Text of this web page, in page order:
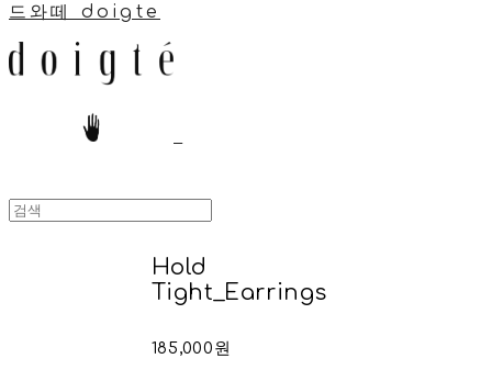
드와떼 doigte
Hold
Tight_Earrings
185,000원